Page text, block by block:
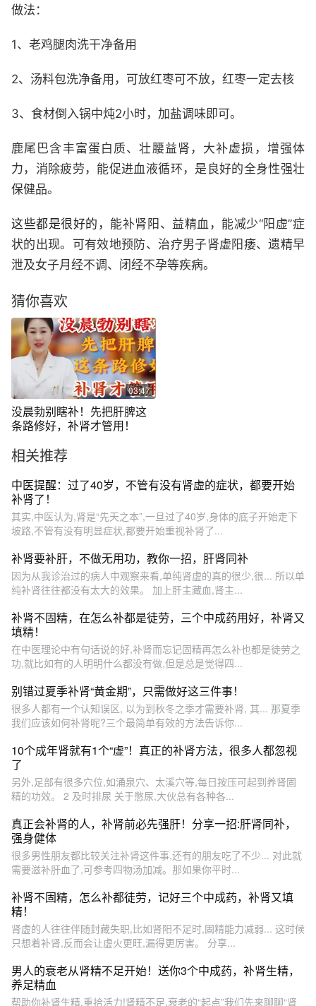
做法：
1、老鸡腿肉洗干净备用
2、汤料包洗净备用，可放红枣可不放，红枣一定去核
3、食材倒入锅中炖2小时，加盐调味即可。
鹿尾巴含丰富蛋白质、壮腰益肾，大补虚损，增强体
力，消除疲劳，能促进血液循环，是良好的全身性强壮
保健品。
这些都是很好的， 能补肾阳、益精血，能减少“阳虚”症
状的出现。可有效地预防、治疗男子肾虚阳痿、遗精早
泄及女子月经不调、闭经不孕等疾病。
猜你喜欢
03:47
没晨勃别瞎补！先把肝脾这
条路修好，补肾才管用！
相关推荐
中医提醒：过了40岁，不管有没有肾虚的症状，都要开始
补肾了！
其实,中医认为,肾是“先天之本”,一旦过了40岁,身体的底子开始走下
坡路,不管有没有明显症状,都要开始重视补肾了...
补肾要补肝，不做无用功，教你一招，肝肾同补
因为从我诊治过的病人中观察来看,单纯肾虚的真的很少,很... 所以单
纯补肾往往都没有太大的效果。 加上肝主藏血,肾主...
补肾不固精，在怎么补都是徒劳，三个中成药用好，补肾又
填精！
在中医理论中有句话说的好,补肾而忘记固精再怎么补也都是徒劳之
功,就比如有的人明明什么都没有做,但是总是觉得四...
别错过夏季补肾“黄金期”，只需做好这三件事！
很多人都有一个认知误区, 以为到秋冬之季才需要补肾, 其... 那夏季
我们应该如何补肾呢?三个最简单有效的方法告诉你...
10个成年肾就有1个“虚”！真正的补肾方法，很多人都忽视
了
另外,足部有很多穴位,如涌泉穴、太溪穴等,每日按压可起到养肾固
精的功效。 2 及时排尿 关于憋尿,大伙总有各种各...
真正会补肾的人，补肾前必先强肝！分享一招:肝肾同补，
强身健体
很多男性朋友都比较关注补肾这件事,还有的朋友吃了不少... 对此就
需要滋补肝血了,可参考四物汤加减。那如果你平时...
补肾不固精，怎么补都徒劳，记好三个中成药，补肾又填
精！
肾虚的人往往伴随封藏失职,比如肾阳不足时,固精能力减弱... 这时候
只想着补肾,反而会让虚火更旺,漏得更厉害。 分享...
男人的衰老从肾精不足开始！送你3个中成药，补肾生精，
养足精血
帮助你补肾生精,重拾活力!肾精不足,衰老的“起点”我们先来聊聊“肾